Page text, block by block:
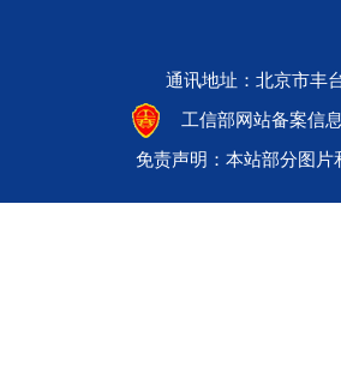
通讯地址：北京市丰
工信部网站备案信
免责声明：本站部分图